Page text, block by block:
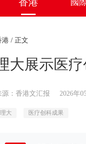
國
港 / 正文
大展示医
源：香港文汇报 2026年
理大 医疗创科成果